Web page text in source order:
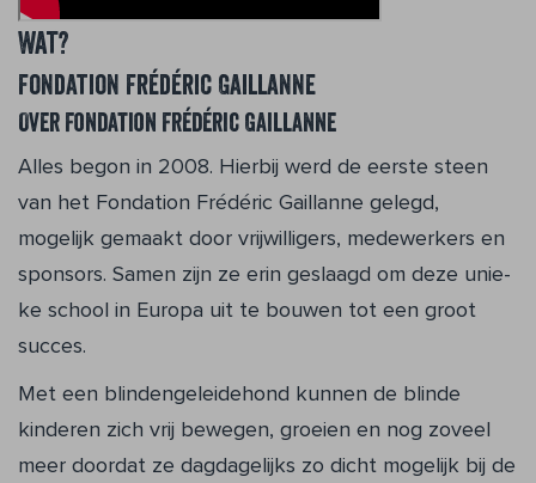
Wat?
Fondation Frédéric Gaillanne
Over Fondation Frédéric Gaillanne
Alles begon in 2008. Hierbij werd de eer­ste steen
van het Fondation Frédéric Gaillanne gelegd,
mogelijk gemaakt door vrijwilligers, medewerkers en
sponsors. Samen zijn ze erin geslaagd om deze unie­
ke school in Europa uit te bouwen tot een groot
succes.
Met een blindengeleidehond kunnen de blinde
kinderen zich vrij bewegen, groeien en nog zoveel
meer doordat ze dagdage­lijks zo dicht mogelijk bij de